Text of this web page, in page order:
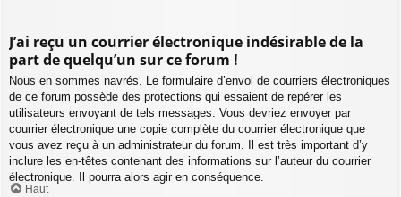
J’ai reçu un courrier électronique indésirable de la
part de quelqu’un sur ce forum !
Nous en sommes navrés. Le formulaire d’envoi de courriers électroniques
de ce forum possède des protections qui essaient de repérer les
utilisateurs envoyant de tels messages. Vous devriez envoyer par
courrier électronique une copie complète du courrier électronique que
vous avez reçu à un administrateur du forum. Il est très important d’y
inclure les en-têtes contenant des informations sur l’auteur du courrier
électronique. Il pourra alors agir en conséquence.
Haut